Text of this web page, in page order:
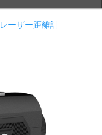
レーザー距離計